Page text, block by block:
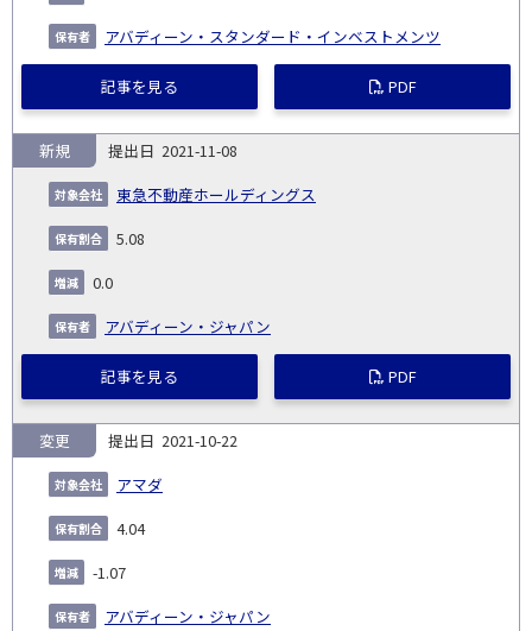
アバディーン・スタンダード・インベストメンツ
記事を見る PDF
2021-11-08
東急不動産ホールディングス
新規
5.08
0.0
アバディーン・ジャパン
記事を見る PDF
2021-10-22
アマダ
変更
4.04
-1.07
アバディーン・ジャパン